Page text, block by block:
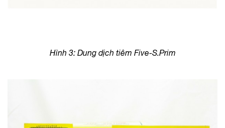
Hình 3: Dung dịch tiêm Five-S.Prim